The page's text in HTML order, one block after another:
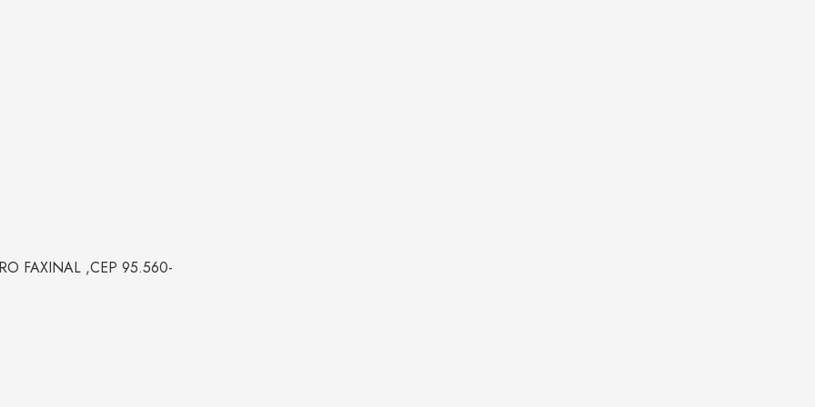
FAXINAL ,CEP 95.560-